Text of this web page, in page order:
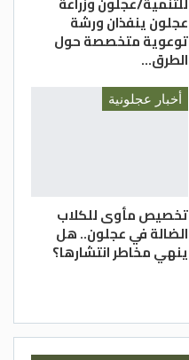
عجلون ينفذان ورشة
توعوية متخصصة حول
الطرق…
أخبار عجلونية
تخصيص مأوى للكلاب
الضالة في عجلون.. هل
ينهي مخاطر انتشارها؟